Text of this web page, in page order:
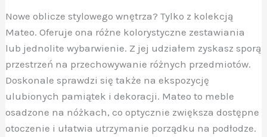
Nowe oblicze stylowego wnętrza? Tylko z kolekcją
Mateo. Oferuje ona różne kolorystyczne zestawiania
lub jednolite wybarwienie. Z jej udziałem zyskasz sporą
przestrzeń na przechowywanie różnych przedmiotów.
Doskonale sprawdzi się także na ekspozycję
ulubionych pamiątek i dekoracji. Mateo to meble
osadzone na nóżkach, co optycznie zwiększa dostępne
otoczenie i ułatwia utrzymanie porządku na podłodze.